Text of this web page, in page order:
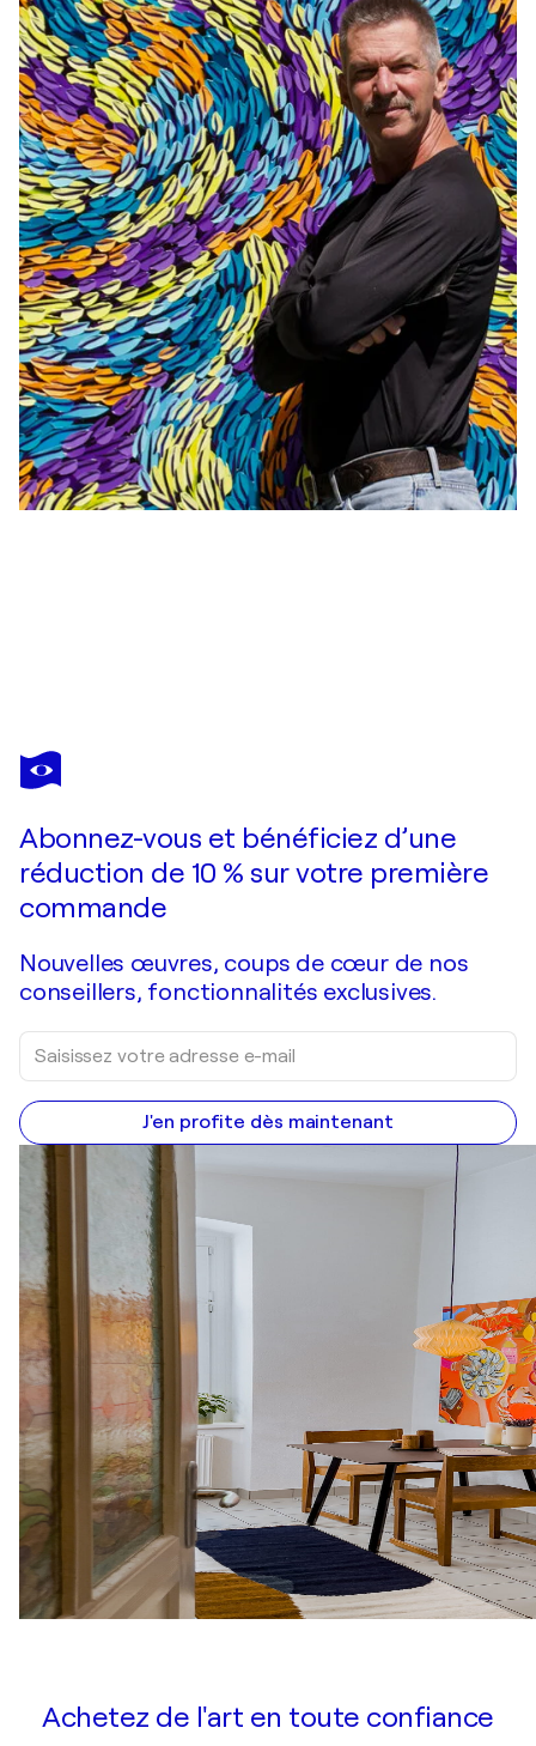
BILL STONE
Orange Lilies
Abonnez-vous et bénéficiez d’une
réduction de 10 % sur votre première
commande
Nouvelles œuvres, coups de cœur de nos
conseillers, fonctionnalités exclusives.
J'en profite dès maintenant
Achetez de l'art en toute confiance